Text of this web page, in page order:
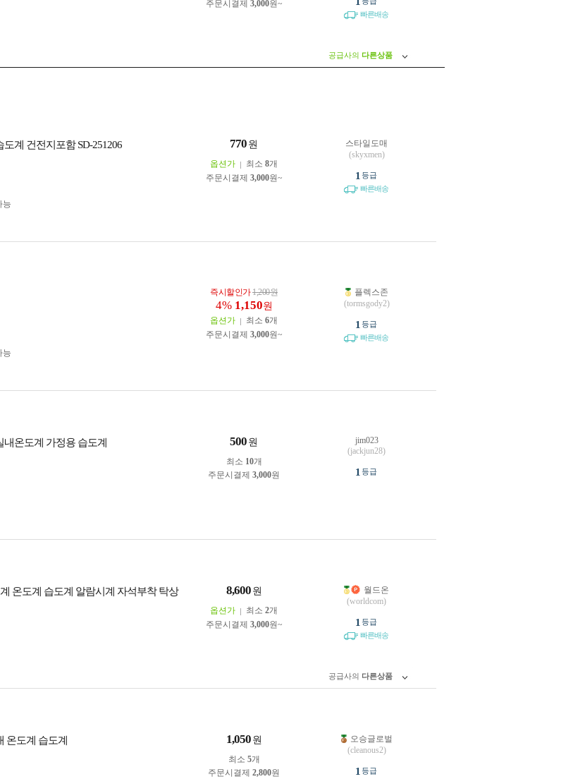
주문시결제 3,000원~
빠른배송
공급사의 다른상품
계 건전지포함 SD-251206 770 원
옵션가 최소 8개
주문시결제 3,000원~
능
스타일도매
(skyxmen)
1 등급
빠른배송
즉시할인가1,200원
4% 1,150원
옵션가 최소 6개
주문시결제 3,000원~
능
플렉스존
(tormsgody2)
1 등급
빠른배송
온도계 가정용 습도계 500 원
최소 10개
주문시결제 3,000원
jim023
(jackjun28)
1 등급
온도계 습도계 알람시계 자석부착 탁상
8,600 원
옵션가 최소 2개
주문시결제 3,000원~
월드온
(worldcom)
1 등급
빠른배송
공급사의 다른상품
온도계 습도계 1,050 원
최소 5개
주문시결제 2,800원
오승글로벌
(cleanous2)
1 등급